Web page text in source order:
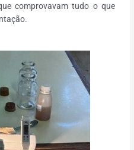
comprovavam tudo o que